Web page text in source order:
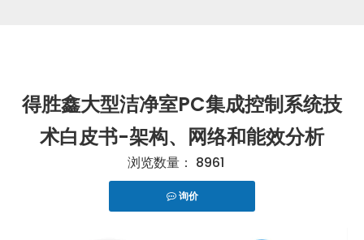
得胜鑫大型洁净室PC集成控制系统技
术白皮书-架构、网络和能效分析
浏览数量： 8961
询价